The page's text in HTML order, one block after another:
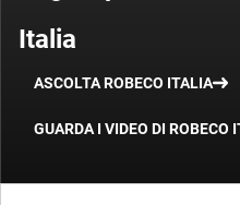
Italia
ASCOLTA ROBECO ITALIA
GUARDA I VIDEO DI ROBECO